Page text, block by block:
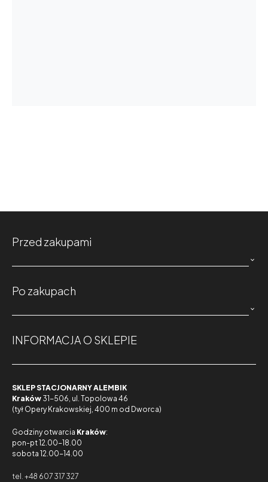
Przed zakupami

Po zakupach

INFORMACJA O SKLEPIE
SKLEP STACJONARNY ALEMBIK
Kraków 31-506, ul. Topolowa 46
(tył Opery Krakowskiej, 400 m od Dworca)
Godziny otwarcia Kraków:
pon-pt 12.00-18.00
sobota 12.00-14.00
tel. +48 607 317 327